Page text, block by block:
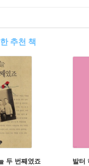
추천 책
두 번째였죠 발터